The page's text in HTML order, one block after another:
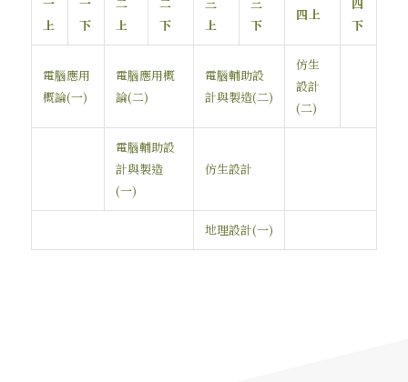
上
下
上
下
上
下
四上
下
電腦應用
概論(一)
電腦應用概
論(二)
電腦輔助設
計與製造(二)
仿生
設計
(二)
電腦輔助設
計與製造
(一)
仿生設計
地理設計(一)